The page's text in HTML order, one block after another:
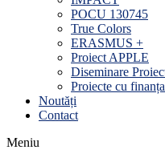
POCU 130745
True Colors
ERASMUS +
Proiect APPLE
Diseminare
Proiecte cu
Noutăți
Contact
Meniu